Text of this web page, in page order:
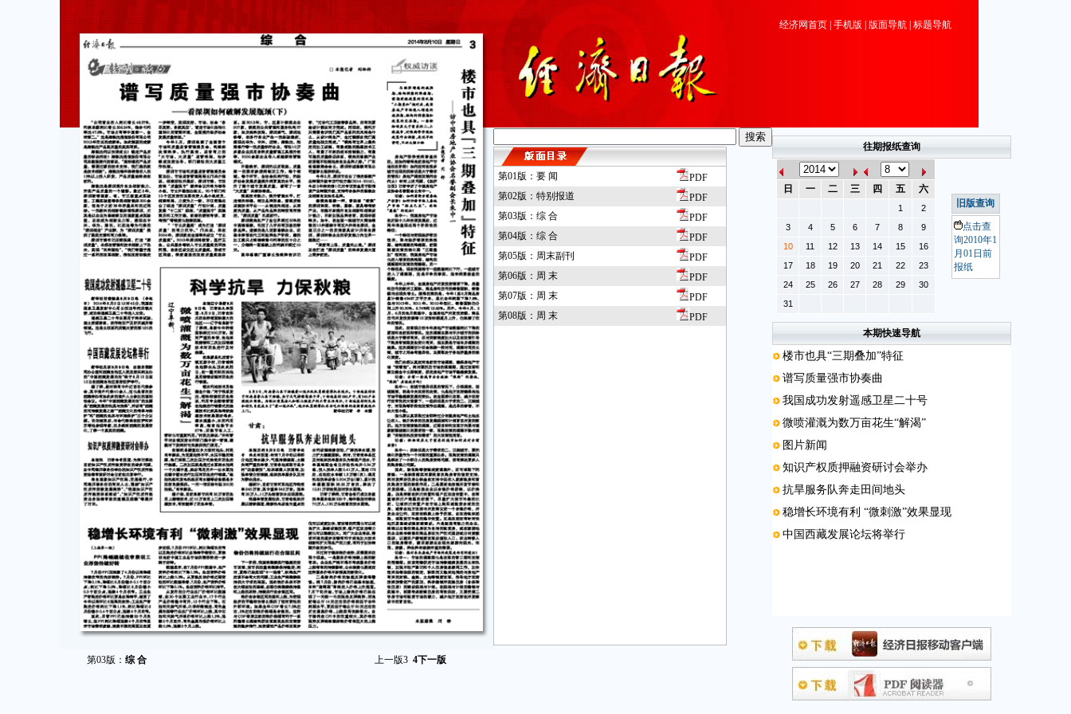
第03版： 综 合 上一版3 4下一版
经济网首页 手机版 版面导航 标题导航
第01版：要 闻
PDF
第02版：特别报道
PDF
第03版：综 合
PDF
第04版：综 合
PDF
第05版：周末副刊
PDF
第06版：周 末
PDF
第07版：周 末
PDF
第08版：周 末
PDF
往期报纸查询
日 一 二 三 四 五 六
1
2
3
4 5 6 7 8
9
10
11 12 13 14 15
16
17
18 19 20 21 22
23
24
25 26 27 28 29
30
31
旧版查询
点击查
询2010年1
月01日前
报纸
本期快速导航
楼市也具“三期叠加”特征
谱写质量强市协奏曲
我国成功发射遥感卫星二十号
微喷灌溉为数万亩花生“解渴”
图片新闻
知识产权质押融资研讨会举办
抗旱服务队奔走田间地头
稳增长环境有利 “微刺激”效果显现
中国西藏发展论坛将举行